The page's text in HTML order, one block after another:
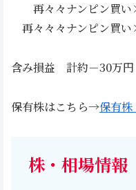
再々々ナンピン買
再々々々ナンピン買
含み損益 計約－30万円
保有株はこちら→保有株
株・相場情報